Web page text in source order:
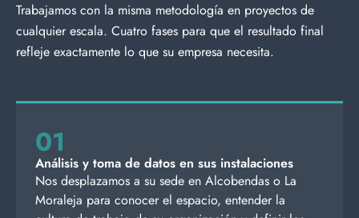
Trabajamos con la misma metodología en proyectos de
cualquier escala. Cuatro fases para que el resultado final
refleje exactamente lo que su empresa necesita.
01
Análisis y toma de datos en sus instalaciones
Nos desplazamos a su sede en Alcobendas o La
Moraleja para conocer el espacio, entender la